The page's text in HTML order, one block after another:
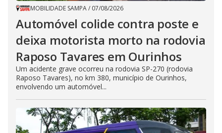
MOBILIDADE SAMPA/ 07/08/2026
Automóvel colide contra poste e
deixa motorista morto na rodovia
Raposo Tavares em Ourinhos
Um acidente grave ocorreu na rodovia SP-270 (rodovia
Raposo Tavares), no km 380, município de Ourinhos,
envolvendo um automóvel...